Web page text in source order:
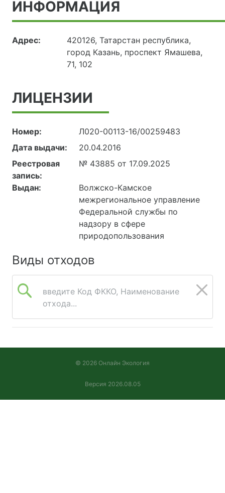
ИНФОРМАЦИЯ
Адрес:
420126, Татарстан республика,
город Казань, проспект Ямашева,
71, 102
ЛИЦЕНЗИИ
Номер:
Л020-00113-16/00259483
Дата выдачи:
20.04.2016
Реестровая
запись:
№ 43885 от 17.09.2025
Выдан:
Волжско-Камское
межрегиональное управление
Федеральной службы по
надзору в сфере
природопользования
Виды отходов
введите Код ФККО, Наименование
отхода...
© 2026 Онлайн Экология
Версия 2026.08.05